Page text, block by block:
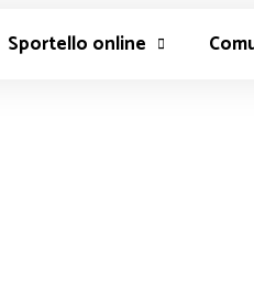
Sportello online